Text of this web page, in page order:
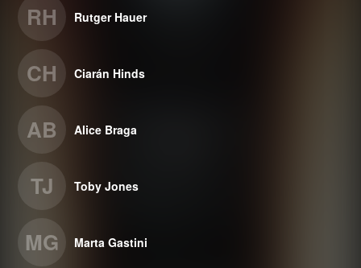
RH Rutger Hauer
CH Ciarán Hinds
AB Alice Braga
TJ Toby Jones
MG Marta Gastini